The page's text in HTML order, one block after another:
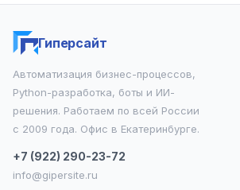
Гиперсайт
Автоматизация бизнес-процессов,
Python-разработка, боты и ИИ-
решения. Работаем по всей России
с 2009 года. Офис в Екатеринбурге.
+7 (922) 290-23-72
info@gipersite.ru